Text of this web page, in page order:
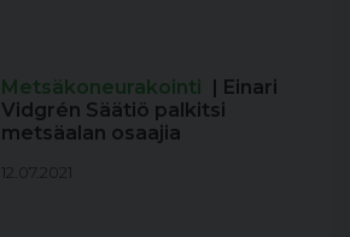
Metsäkoneurakointi
| Einari
Vidgrén Säätiö palkitsi
metsäalan osaajia
12.07.2021